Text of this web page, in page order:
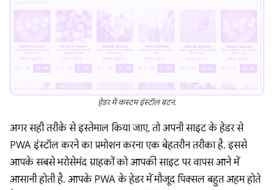
हेडर में कस्टम इंस्टॉल बटन.
अगर सही तरीके से इस्तेमाल किया जाए, तो अपनी साइट के हेडर से
PWA इंस्टॉल करने का प्रमोशन करना एक बेहतरीन तरीका है. इससे
आपके सबसे भरोसेमंद ग्राहकों को आपकी साइट पर वापस आने में
आसानी होती है. आपके PWA के हेडर में मौजूद पिक्सल बहुत अहम होते